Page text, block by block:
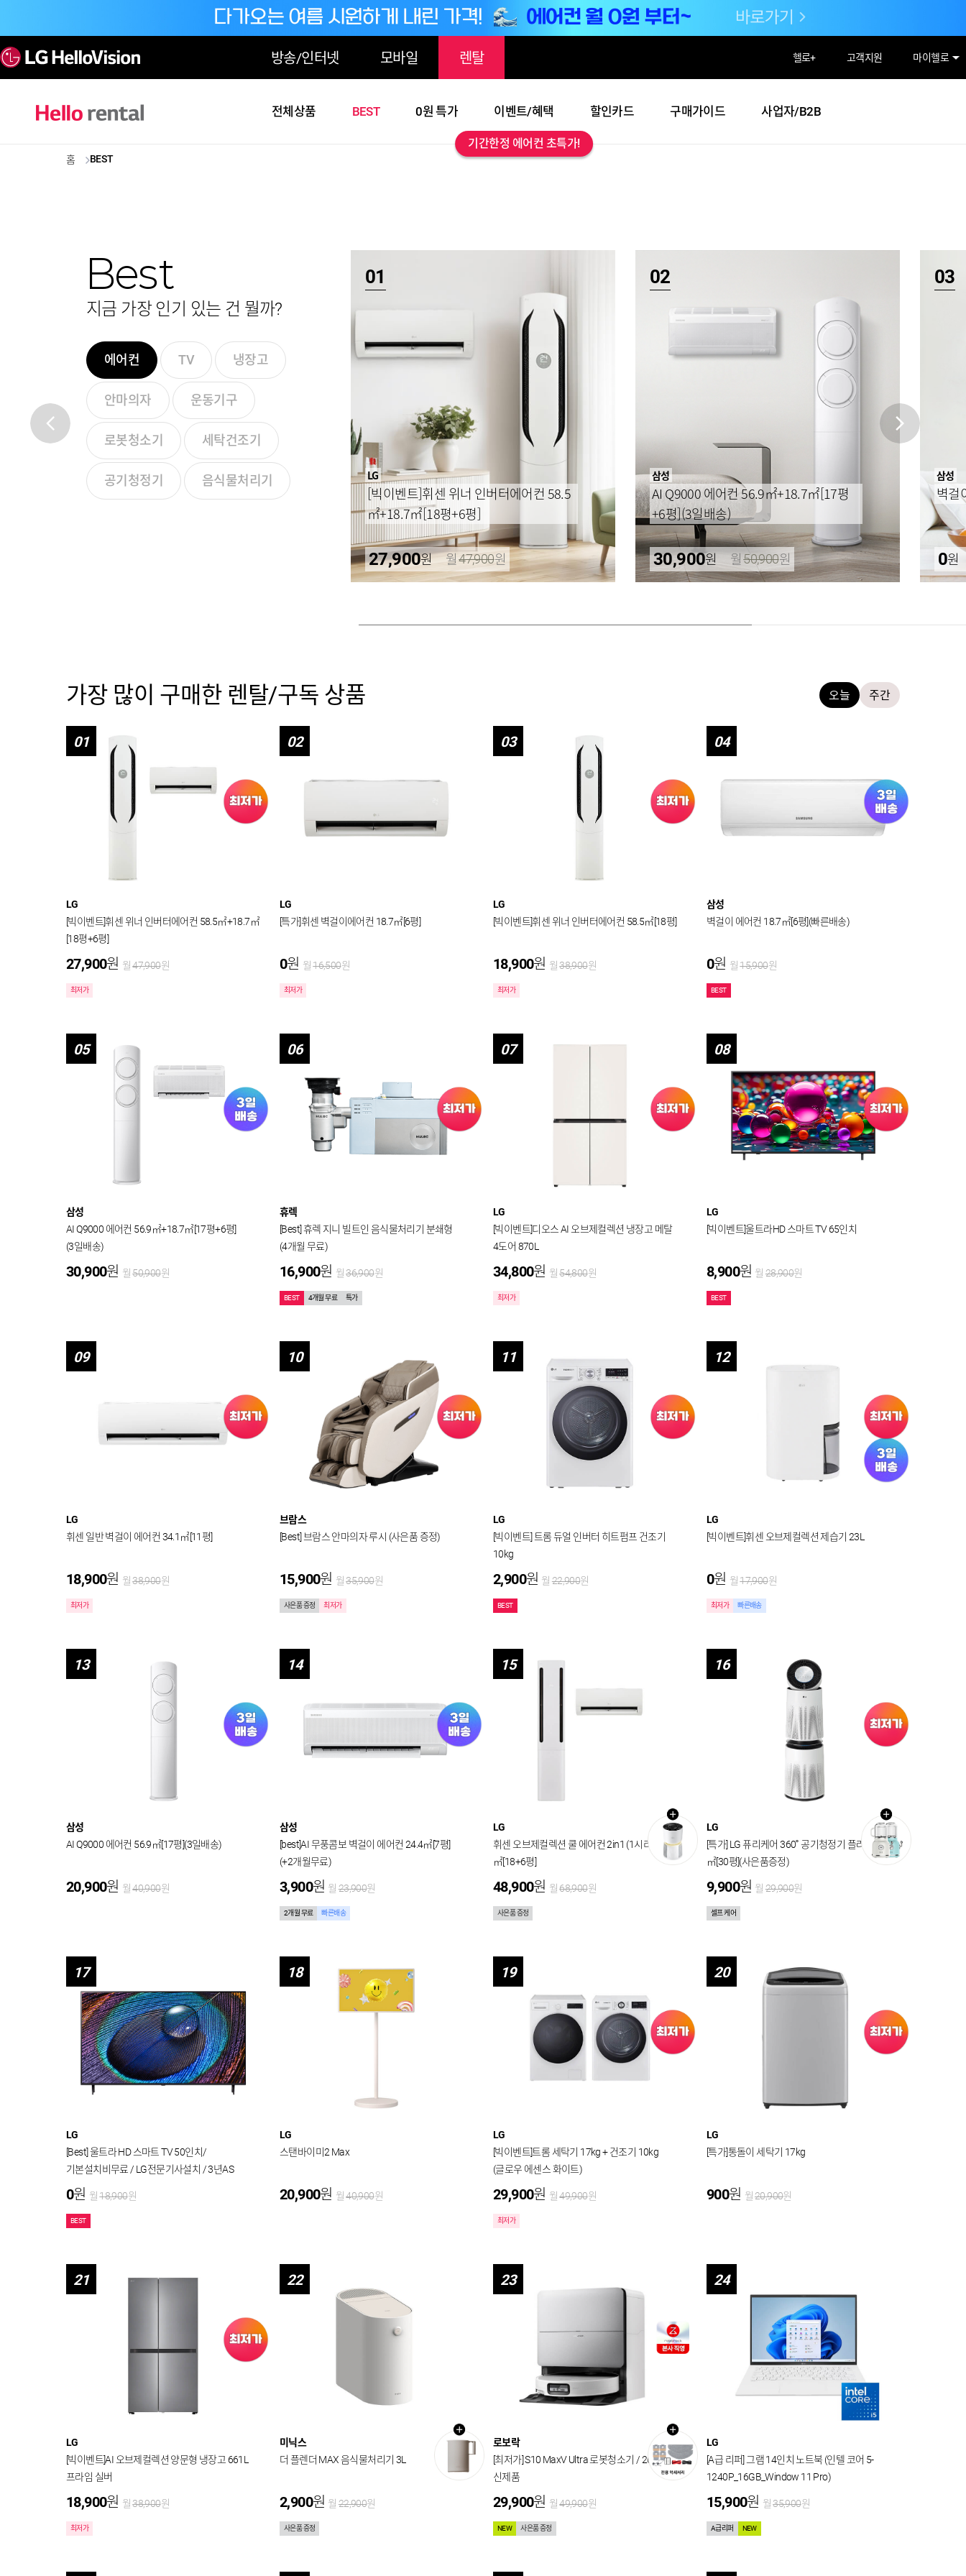
방송/인터넷 모바일 렌탈 헬로+ 고객지원 마이헬로
전체상품 BEST 0원 특가 이벤트/혜택
기간한정 에어컨 초특가!
할인카드 구매가이드 사업자/B2B
홈 BEST
Best
지금 가장 인기 있는 건 뭘까?
에어컨 TV 냉장고
안마의자 운동기구
로봇청소기 세탁건조기
공기청정기 음식물처리기
01
LG
[빅이벤트]휘센 위너 인버터에어컨 58.5
㎡+18.7㎡[18평+6평]
27,900원 월 47,900원
02
삼성
AI Q9000 에어컨 56.9㎡+18.7㎡[17평
+6평](3일배송)
30,900원 월 50,900원
03
삼성
벽걸
0원
가장 많이 구매한 렌탈/구독 상품 오늘 주간
01
LG
[빅이벤트]휘센 위너 인버터에어컨 58.5㎡+18.7㎡
[18평+6평]
27,900원 월 47,900원
최저가
02
LG
[특가]휘센 벽걸이에어컨 18.7㎡[6평]
0원 월 16,500원
최저가
03
LG
[빅이벤트]휘센 위너 인버터에어컨 58.5㎡[18평]
18,900원 월 38,900원
최저가
04
삼성
벽걸이 에어컨 18.7㎡[6평](빠른배송)
0원 월 15,900원
BEST
05
삼성
AI Q9000 에어컨 56.9㎡+18.7㎡[17평+6평]
(3일배송)
30,900원 월 50,900원
06
휴렉
[Best] 휴렉 지니 빌트인 음식물처리기 분쇄형
(4개월 무료)
16,900원 월 36,900원
BEST 4개월 무료 특가
07
LG
[빅이벤트]디오스 AI 오브제컬렉션 냉장고 메탈
4도어 870L
34,800원 월 54,800원
최저가
08
LG
[빅이벤트]울트라HD 스마트 TV 65인치
8,900원 월 28,900원
BEST
09
LG
휘센 일반 벽걸이 에어컨 34.1㎡[11평]
18,900원 월 38,900원
최저가
10
브람스
[Best] 브람스 안마의자 루시 (사은품 증정)
15,900원 월 35,900원
사은품 증정 최저가
11
LG
[빅이벤트] 트롬 듀얼 인버터 히트펌프 건조기
10kg
2,900원 월 22,900원
BEST
12
LG
[빅이벤트]휘센 오브제컬렉션 제습기 23L
0원 월 17,900원
최저가 빠른배송
13
삼성
AI Q9000 에어컨 56.9㎡[17평](3일배송)
20,900원 월 40,900원
14
삼성
[best]AI 무풍콤보 벽걸이 에어컨 24.4㎡[7평]
(+2개월무료)
3,900원 월 23,900원
2개월 무료 빠른배송
15
LG
휘센 오브제컬렉션 쿨 에어컨 2in1 (1시리즈) 77.2
㎡[18+6평]
48,900원 월 68,900원
사은품 증정
16
LG
[특가] LG 퓨리케어 360˚ 공기청정기 플러스 100
㎡[30평](사은품증정)
9,900원 월 29,900원
셀프 케어
17
LG
[Best] 울트라 HD 스마트 TV 50인치/
기본설치비무료 / LG전문기사설치 / 3년AS
0원 월 18,900원
BEST
18
LG
스탠바이미2 Max
20,900원 월 40,900원
19
LG
[빅이벤트]트롬 세탁기 17kg + 건조기 10kg
(글로우 에센스 화이트)
29,900원 월 49,900원
최저가
20
LG
[특가]통돌이 세탁기 17kg
900원 월20,900원
21
LG
[빅이벤트]AI 오브제컬렉션 양문형 냉장고 661L
프라임 실버
18,900원 월 38,900원
최저가
22
미닉스
더 플렌더 MAX 음식물처리기 3L
2,900원 월 22,900원
사은품 증정
23
로보락
[최저가] S10 MaxV Ultra 로봇청소기 / 26형
신제품
29,900원 월 49,900원
NEW 사은품 증정
24
LG
[A급 리퍼] 그램 14인치 노트북 (인텔 코어 5-
1240P_16GB_Window 11 Pro)
15,900원 월 35,900원
A급리퍼 NEW